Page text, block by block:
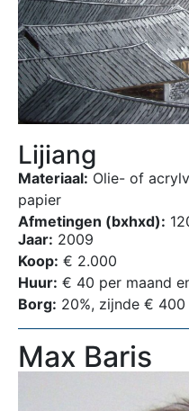
Lijiang
Materiaal: Olie- of
papier
Afmetingen (bxhxd):
Jaar: 2009
Koop: € 2.000
Huur: € 40 per maand
Borg: 20%, zijnde € 400
Max Baris